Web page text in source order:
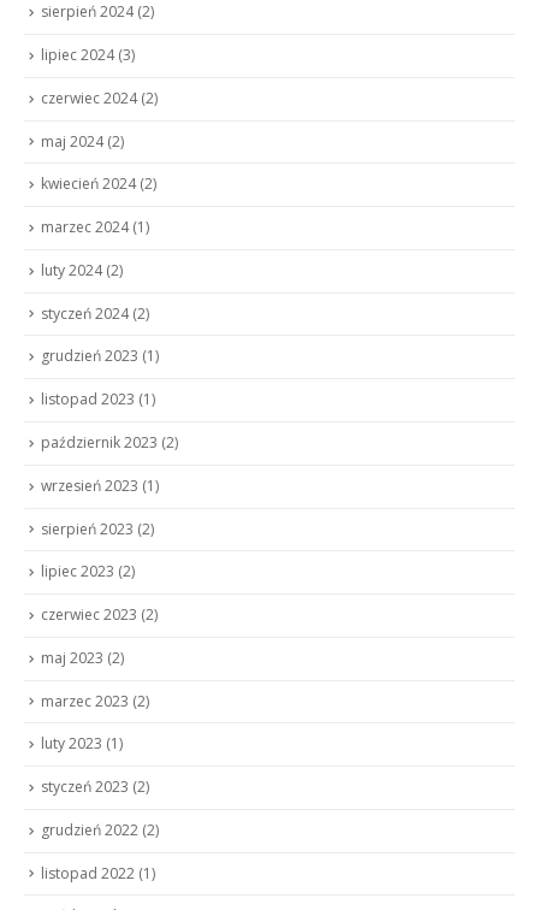
sierpień 2024(2)
lipiec 2024(3)
czerwiec 2024(2)
maj 2024(2)
kwiecień 2024(2)
marzec 2024(1)
luty 2024(2)
styczeń 2024(2)
grudzień 2023 (1)
listopad 2023 (1)
październik 2023 (2)
wrzesień 2023 (1)
sierpień 2023 (2)
lipiec 2023 (2)
czerwiec 2023 (2)
maj 2023 (2)
marzec 2023 (2)
luty 2023 (1)
styczeń 2023 (2)
grudzień 2022 (2)
listopad 2022 (1)